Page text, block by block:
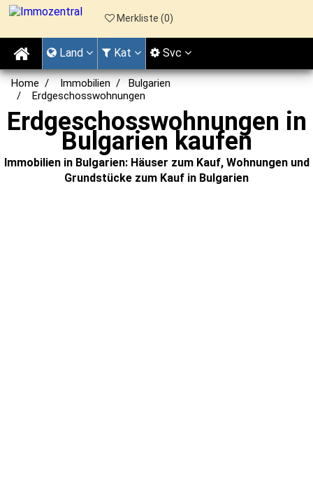
Home Immobilien
Bulgarien
Erdgeschosswohnungen
Erdgeschosswohnungen in
Bulgarien kaufen
Immobilien in Bulgarien: Häuser zum Kauf, Wohnungen und
Grundstücke zum Kauf in Bulgarien
Merkliste (0)
Land Kat Svc